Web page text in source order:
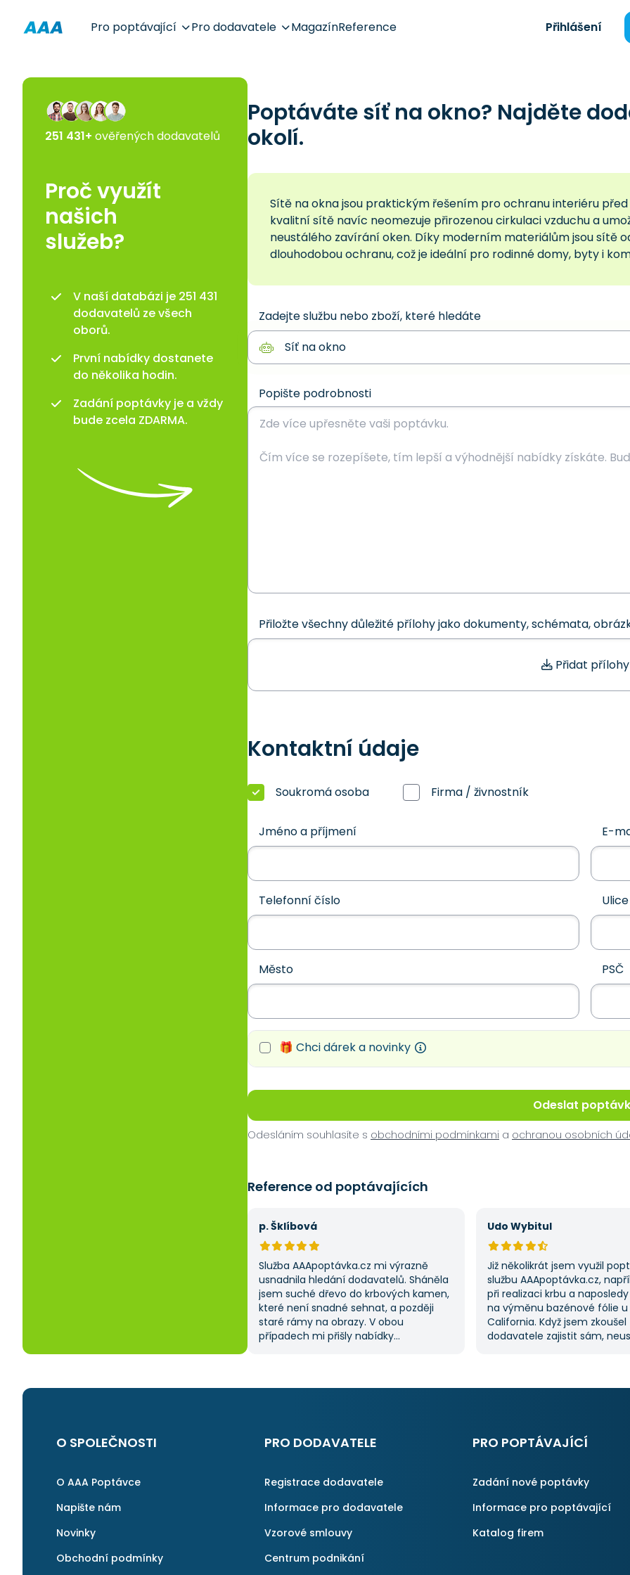
Pro poptávající Pro dodavatele MagazínReference Přihlášení
Poptáváte síť na okno? Najděte
okolí.
Sítě na okna jsou praktickým řešením pro ochranu interiéru
kvalitní sítě navíc neomezuje přirozenou cirkulaci vzduchu a
neustálého zavírání oken. Díky moderním materiálům jsou sítě
dlouhodobou ochranu, což je ideální pro rodinné domy, byty i
Zadejte službu nebo zboží, které hledáte
Popište podrobnosti
Přiložte všechny důležité přílohy jako dokumenty, schémata,
Přidat přílohy
Kontaktní údaje
Soukromá osoba Firma / živnostník
Jméno a příjmení E-
Telefonní číslo Ulice
Město PSČ
🎁 Chci dárek a novinky
Odeslat
Odesláním souhlasíte s obchodními podmínkami a ochranou osobních
Reference od poptávajících
p. Šklíbová
Služba AAApoptávka.cz mi výrazně
usnadnila hledání dodavatelů. Sháněla
jsem suché dřevo do krbových kamen,
které není snadné sehnat, a později
staré rámy na obrazy. V obou
případech mi přišly nabídky
na ni ráda obrátím, když něco potřebuji.
Udo Wybitul
Již několikrát jsem využil
službu AAApoptávka.cz,
při realizaci krbu a naposledy
na výměnu bazénové fólie
California. Když jsem zkoušel
dodavatele zajistit sám,
S poskytnutými službami
251 431+ ověřených dodavatelů
Proč využít
našich
služeb?
V naší databázi je 251 431
dodavatelů ze všech
oborů.
První nabídky dostanete
do několika hodin.
Zadání poptávky je a vždy
bude zcela ZDARMA.
O SPOLEČNOSTI
O AAA Poptávce
Napište nám
Novinky
Obchodní podmínky
PRO DODAVATELE
Registrace dodavatele
Informace pro dodavatele
Vzorové smlouvy
Centrum podnikání
PRO POPTÁVAJÍCÍ
Zadání nové poptávky
Informace pro poptávající
Katalog firem